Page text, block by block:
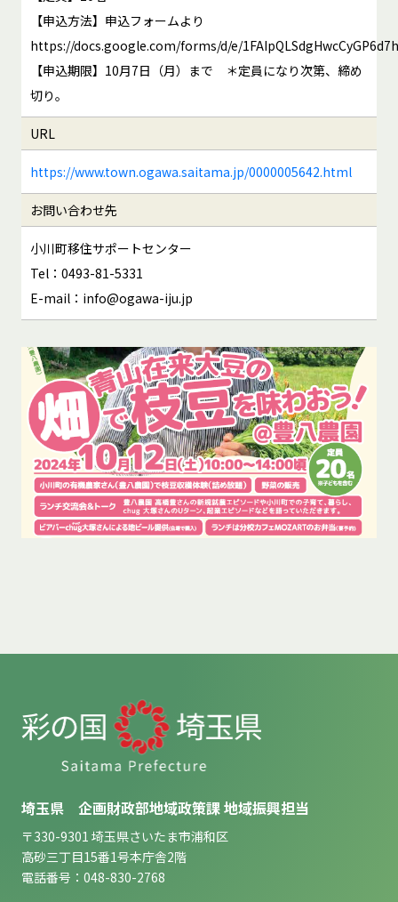
【申込方法】申込フォームより
https://docs.google.com/forms/d/e/
【申込期限】10月7日（月）まで ＊定員になり次第、締め
切り。
URL
https://www.town.ogawa.saitama.jp/0000005642.html
お問い合わせ先
小川町移住サポートセンター
Tel：0493-81-5331
E-mail：info@ogawa-iju.jp
埼玉県 企画財政部地域政策課 地域振興担当
〒330-9301 埼玉県さいたま市浦和区
高砂三丁目15番1号本庁舎2階
電話番号：048-830-2768